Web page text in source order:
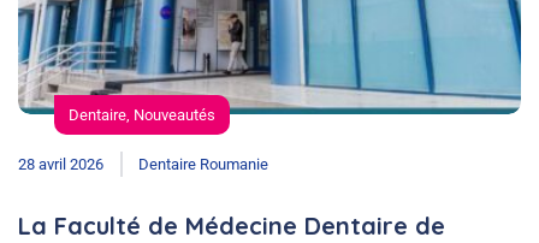
Dentaire, Nouveautés
28 avril 2026 Dentaire Roumanie
La Faculté de Médecine Dentaire de